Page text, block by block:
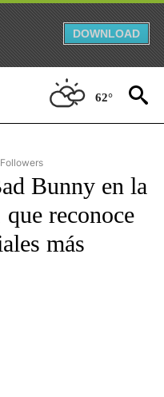
DOWNLOAD
62°
"CNN - SPANISH" TO RECEIVE
Bunny en la
reconoce
más